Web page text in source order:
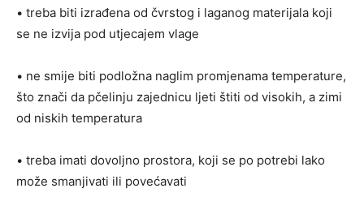
• treba biti izrađena od čvrstog i laganog materijala koji
se ne izvija pod utjecajem vlage
• ne smije biti podložna naglim promjenama temperature,
što znači da pčelinju zajednicu ljeti štiti od visokih, a zimi
od niskih temperatura
• treba imati dovoljno prostora, koji se po potrebi lako
može smanjivati ili povećavati